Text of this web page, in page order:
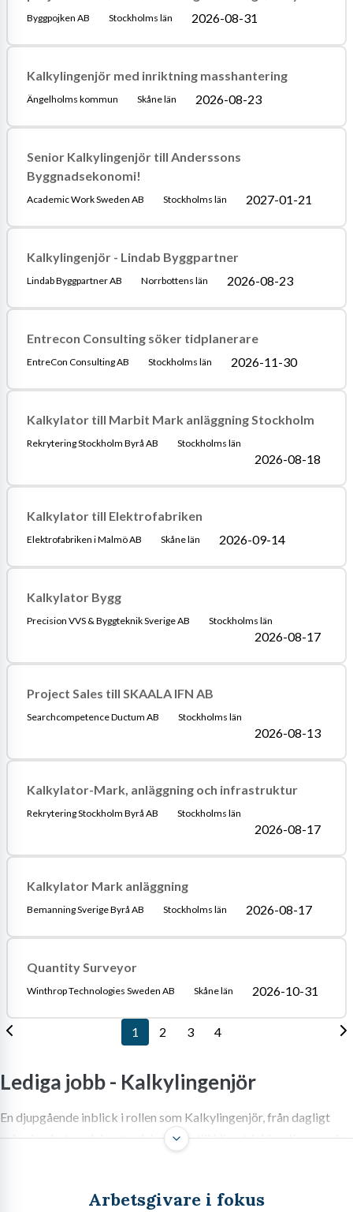
Byggpojken AB Stockholms län 2026-08-31
Kalkylingenjör med inriktning masshantering
Ängelholms kommun Skåne län 2026-08-23
Senior Kalkylingenjör till Anderssons
Byggnadsekonomi!
Academic Work Sweden AB Stockholms län 2027-01-21
Kalkylingenjör - Lindab Byggpartner
Lindab Byggpartner AB Norrbottens län 2026-08-23
Entrecon Consulting söker tidplanerare
EntreCon Consulting AB Stockholms län 2026-11-30
Kalkylator till Marbit Mark anläggning Stockholm
Rekrytering Stockholm Byrå AB Stockholms län
2026-08-18
Kalkylator till Elektrofabriken
Elektrofabriken i Malmö AB Skåne län 2026-09-14
Kalkylator Bygg
Precision VVS & Byggteknik Sverige AB Stockholms län
2026-08-17
Project Sales till SKAALA IFN AB
Searchcompetence Ductum AB Stockholms län
2026-08-13
Kalkylator-Mark, anläggning och infrastruktur
Rekrytering Stockholm Byrå AB Stockholms län
2026-08-17
Kalkylator Mark anläggning
Bemanning Sverige Byrå AB Stockholms län 2026-08-17
Quantity Surveyor
Winthrop Technologies Sweden AB Skåne län 2026-10-31
1 2 3 4
Lediga jobb - Kalkylingenjör
En djupgående inblick i rollen som Kalkylingenjör, från dagligt
anbudsarbete och kostnadskalkyler till klimatdeklarationer och
Arbetsgivare i fokus